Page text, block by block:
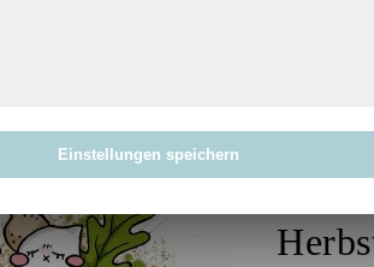
Einstellungen speichern